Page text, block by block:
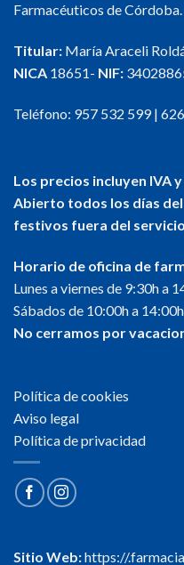
Farmacéuticos de Córdoba.
Titular: María Araceli
NICA 18651- NIF:
Teléfono: 957 532 599|
Los precios incluyen IVA
Abierto todos los días
festivos fuera del
Horario de oficina de
Lunes a viernes de 9:30h a
Sábados de 10:00h a
No cerramos por
Política de cookies
Aviso legal
Política de privacidad
Sitio Web:https://